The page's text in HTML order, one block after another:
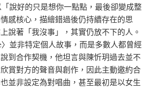
「說好的只是想你一點點，最後卻變成整
感核心，描繪錯過後仍持續存在的思
說著「我沒事」，其實仍放不下的人。
〉並非特定個人故事，而是多數人都曾經
到合作契機，他坦言與陳忻玥過去並不
賞對方的聲音與創作，因此主動邀約合
並非設定為對唱曲，甚至最初是以女生